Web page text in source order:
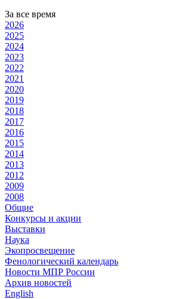
За все время
2026
2025
2024
2023
2022
2021
2020
2019
2018
2017
2016
2015
2014
2013
2012
2009
2008
Общие
Конкурсы и акции
Выставки
Наука
Экопросвещение
Фенологический календарь
Новости МПР России
Архив новостей
English